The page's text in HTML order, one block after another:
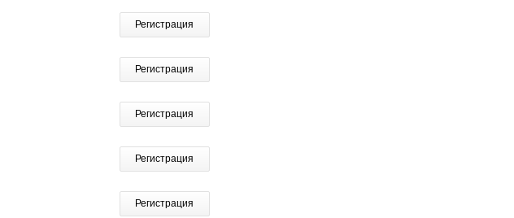
Регистрация
Регистрация
Регистрация
Регистрация
Регистрация